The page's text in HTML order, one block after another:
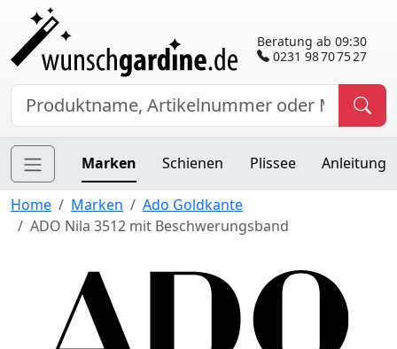
Beratung ab 09:30
0231 98 70 75 27
Marken Schienen Plissee Anleitung
Home Marken
Ado Goldkante
ADO Nila 3512 mit Beschwerungsband